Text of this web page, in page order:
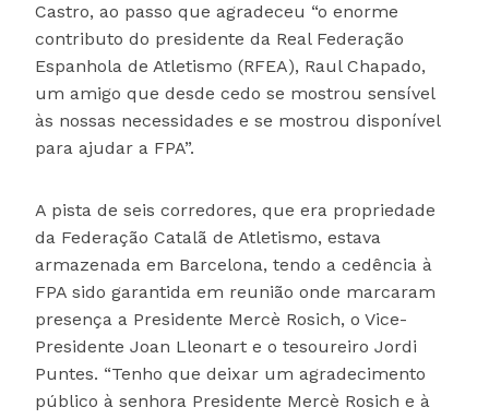
Castro, ao passo que agradeceu “o enorme
contributo do presidente da Real Federação
Espanhola de Atletismo (RFEA), Raul Chapado,
um amigo que desde cedo se mostrou sensível
às nossas necessidades e se mostrou disponível
para ajudar a FPA”.
A pista de seis corredores, que era propriedade
da Federação Catalã de Atletismo, estava
armazenada em Barcelona, tendo a cedência à
FPA sido garantida em reunião onde marcaram
presença a Presidente Mercè Rosich, o Vice-
Presidente Joan Lleonart e o tesoureiro Jordi
Puntes. “Tenho que deixar um agradecimento
público à senhora Presidente Mercè Rosich e à